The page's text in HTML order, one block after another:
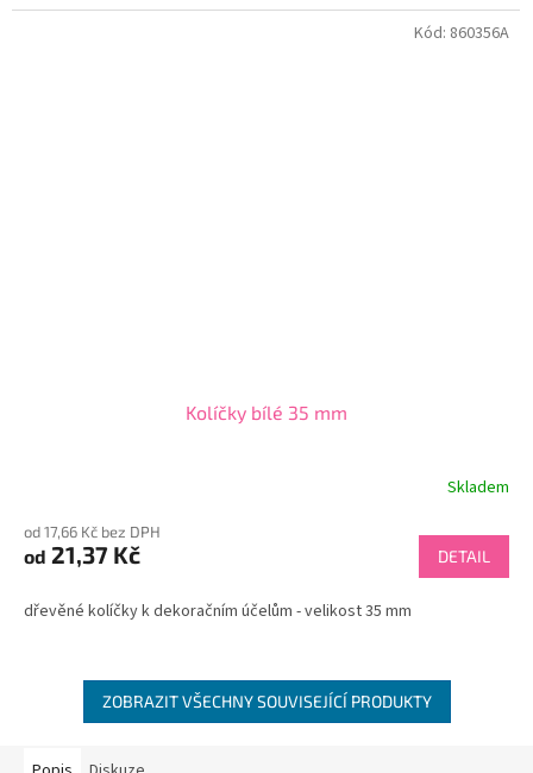
Kolíčky bílé 35 mm
Skladem
od 17,66 Kč bez DPH
od 21,37 Kč DETAIL
dřevěné kolíčky k dekoračním účelům - velikost 35 mm
Kód: 860356A
ZOBRAZIT VŠECHNY SOUVISEJÍCÍ PRODUKTY